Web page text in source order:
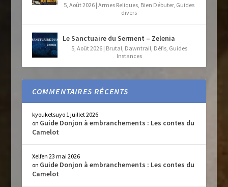
5, Août 2026 |Armes Reliques Bien Débuter, Guides
divers
Le Sanctuaire du Serment – Zelenia
5, Août 2026| Brutal Dawntrail Défis, Guides
Instances
COMMENTAIRES RÉCENTS
kyouketsuyo 1 juillet 2026
on Guide Donjon à embranchements : Les contes du
Camelot
Xelfen 23 mai 2026
on Guide Donjon à embranchements : Les contes du
Camelot